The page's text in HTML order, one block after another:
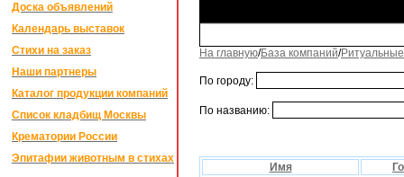
Доска объявлений
Календарь выставок
Стихи на заказ
Наши партнеры
Каталог продукции компаний
Список кладбищ Москвы
Крематории России
Эпитафии животным в стихах
На главную/База компаний/
По городу:
По названию:
Имя